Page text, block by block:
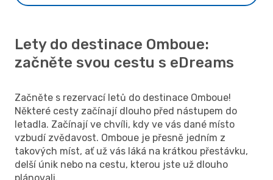
Lety do destinace Omboue:
začněte svou cestu s eDreams
Začněte s rezervací letů do destinace Omboue!
Některé cesty začínají dlouho před nástupem do
letadla. Začínají ve chvíli, kdy ve vás dané místo
vzbudí zvědavost. Omboue je přesně jedním z
takových míst, ať už vás láká na krátkou přestávku,
delší únik nebo na cestu, kterou jste už dlouho